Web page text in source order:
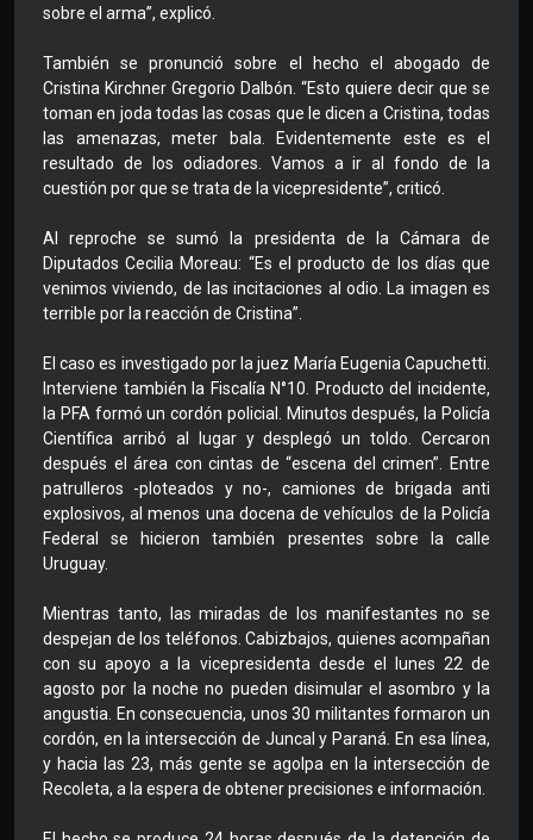
sobre el arma”, explicó.
También se pronunció sobre el hecho el abogado de
Cristina Kirchner Gregorio Dalbón. “Esto quiere decir que se
toman en joda todas las cosas que le dicen a Cristina, todas
las amenazas, meter bala. Evidentemente este es el
resultado de los odiadores. Vamos a ir al fondo de la
cuestión por que se trata de la vicepresidente”, criticó.
Al reproche se sumó la presidenta de la Cámara de
Diputados Cecilia Moreau: “Es el producto de los días que
venimos viviendo, de las incitaciones al odio. La imagen es
terrible por la reacción de Cristina”.
El caso es investigado por la juez María Eugenia Capuchetti.
Interviene también la Fiscalía N°10. Producto del incidente,
la PFA formó un cordón policial. Minutos después, la Policía
Científica arribó al lugar y desplegó un toldo. Cercaron
después el área con cintas de “escena del crimen”. Entre
patrulleros -ploteados y no-, camiones de brigada anti
explosivos, al menos una docena de vehículos de la Policía
Federal se hicieron también presentes sobre la calle
Uruguay.
Mientras tanto, las miradas de los manifestantes no se
despejan de los teléfonos. Cabizbajos, quienes acompañan
con su apoyo a la vicepresidenta desde el lunes 22 de
agosto por la noche no pueden disimular el asombro y la
angustia. En consecuencia, unos 30 militantes formaron un
cordón, en la intersección de Juncal y Paraná. En esa línea,
y hacia las 23, más gente se agolpa en la intersección de
Recoleta, a la espera de obtener precisiones e información.